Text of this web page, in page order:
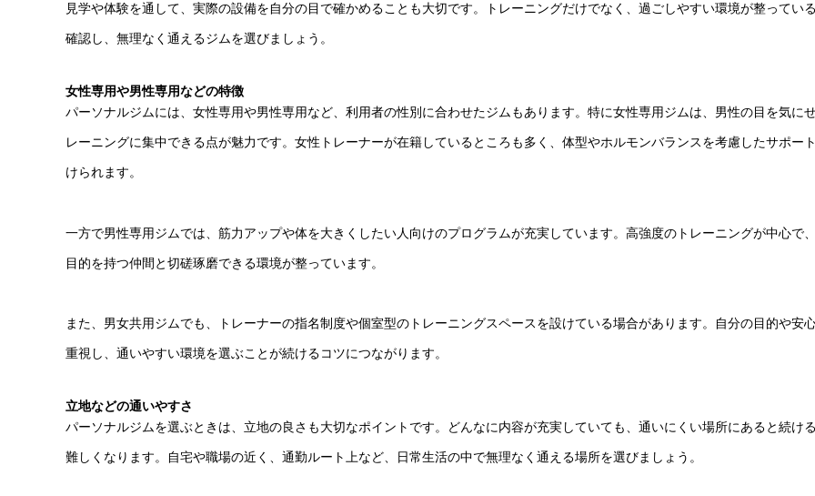
見学や体験を通して、実際の設備を自分の目で確かめることも大切です。トレーニングだけでなく、過ごしやすい環境が整ってい
確認し、無理なく通えるジムを選びましょう。
女性専用や男性専用などの特徴
パーソナルジムには、女性専用や男性専用など、利用者の性別に合わせたジムもあります。特に女性専用ジムは、男性の目を気に
レーニングに集中できる点が魅力です。女性トレーナーが在籍しているところも多く、体型やホルモンバランスを考慮したサポー
けられます。
一方で男性専用ジムでは、筋力アップや体を大きくしたい人向けのプログラムが充実しています。高強度のトレーニングが中心で
目的を持つ仲間と切磋琢磨できる環境が整っています。
また、男女共用ジムでも、トレーナーの指名制度や個室型のトレーニングスペースを設けている場合があります。自分の目的や安
重視し、通いやすい環境を選ぶことが続けるコツにつながります。
立地などの通いやすさ
パーソナルジムを選ぶときは、立地の良さも大切なポイントです。どんなに内容が充実していても、通いにくい場所にあると続け
難しくなります。自宅や職場の近く、通勤ルート上など、日常生活の中で無理なく通える場所を選びましょう。